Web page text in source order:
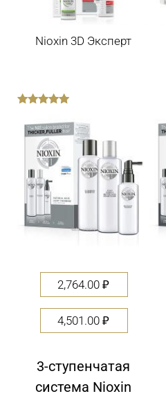
Nioxin 3D Эксперт
2,764.00₽
4,501.00₽
3-ступенчатая
система Nioxin